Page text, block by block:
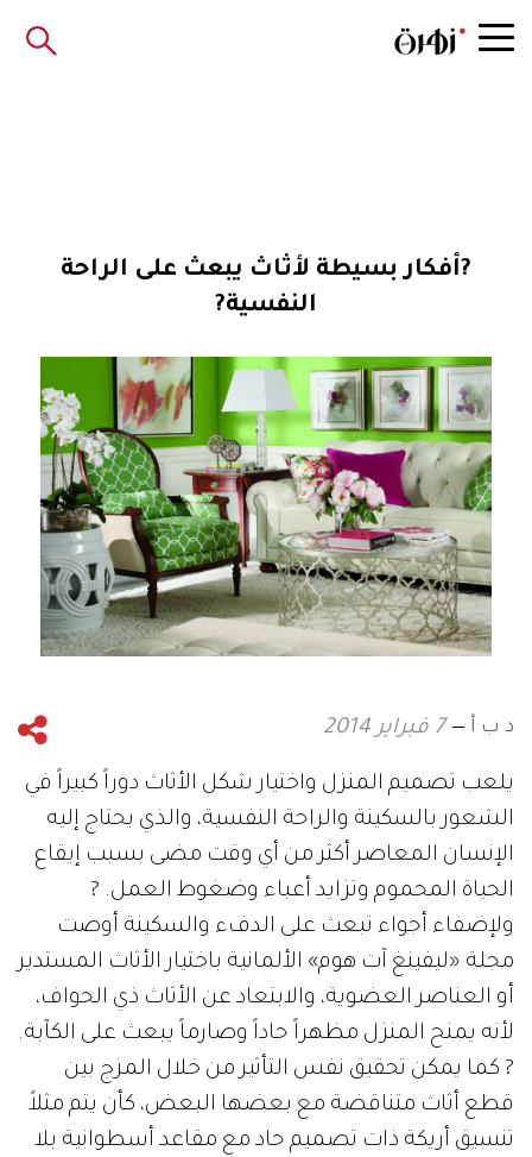
?أفكار بسيطة لأثاث يبعث على الراحة
النفسية?
د ب أ 7 فبراير 2014
يلعب تصميم المنزل واختيار شكل الأثاث دوراً كبيراً في
الشعور بالسكينة والراحة النفسية، والذي يحتاج إليه
الإنسان المعاصر أكثر من أي وقت مضى بسبب إيقاع
الحياة المحموم وتزايد أعباء وضغوط العمل. ?
ولإضفاء أجواء تبعث على الدفء والسكينة أوصت
مجلة «ليفينغ آت هوم» الألمانية باختيار الأثاث المستدير
أو العناصر العضوية، والابتعاد عن الأثاث ذي الحواف،
لأنه يمنح المنزل مظهراً حاداً وصارماً يبعث على الكآبة.
? كما يمكن تحقيق نفس التأثير من خلال المزج بين
قطع أثاث متناقضة مع بعضها البعض، كأن يتم مثلاً
تنسيق أريكة ذات تصميم حاد مع مقاعد أسطوانية بلا